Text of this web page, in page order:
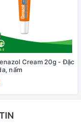
Cream 20g - Đặc
nấm